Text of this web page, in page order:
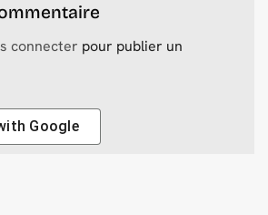
connecter pour publier un
Google